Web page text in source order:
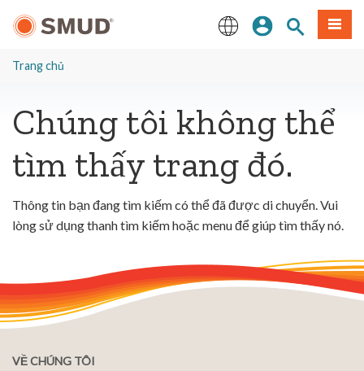
đến
dung
Đăng nhập
Tìm trangThực
Trang chủ
Chúng tôi không thể
tìm thấy trang đó.
Thông tin bạn đang tìm kiếm có thể đã được di chuyển. Vui
lòng sử dụng thanh tìm kiếm hoặc menu để giúp tìm thấy nó.
VỀ CHÚNG TÔI